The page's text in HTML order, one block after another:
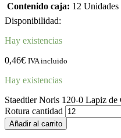
Contenido caja: 12 Unidades
Disponibilidad:
Hay existencias
0,46€ IVA incluido
Hay existencias
Staedtler Noris 120-0 Lapiz
Rotura cantidad
Añadir al carrito